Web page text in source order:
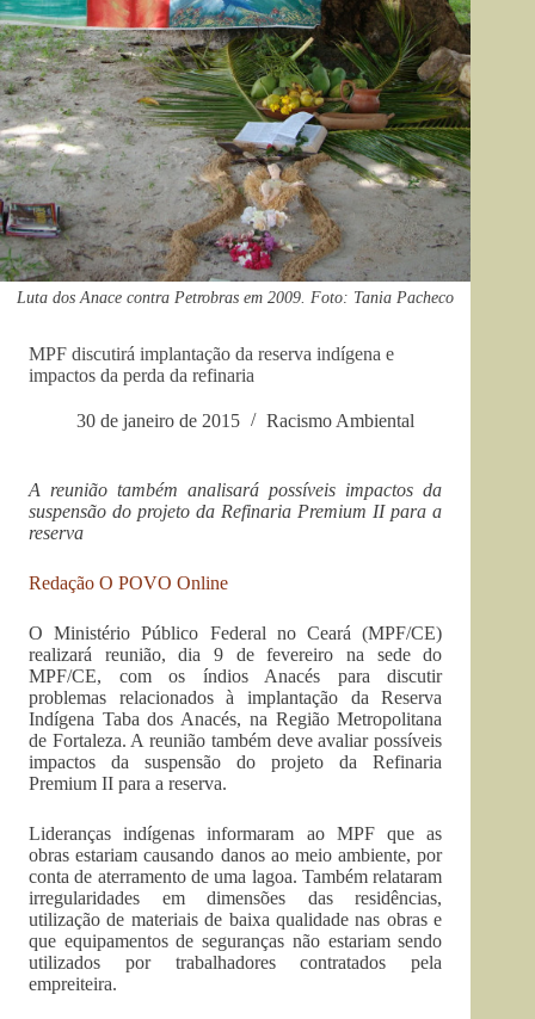
Luta dos Anace contra Petrobras em 2009. Foto: Tania Pacheco
MPF discutirá implantação da reserva indígena e
impactos da perda da refinaria
30 de janeiro de 2015 Racismo Ambiental
A reunião também analisará possíveis impactos da
suspensão do projeto da Refinaria Premium II para a
reserva
Redação O POVO Online
O Ministério Público Federal no Ceará (MPF/CE)
realizará reunião, dia 9 de fevereiro na sede do
MPF/CE, com os índios Anacés para discutir
problemas relacionados à implantação da Reserva
Indígena Taba dos Anacés, na Região Metropolitana
de Fortaleza. A reunião também deve avaliar possíveis
impactos da suspensão do projeto da Refinaria
Premium II para a reserva.
Lideranças indígenas informaram ao MPF que as
obras estariam causando danos ao meio ambiente, por
conta de aterramento de uma lagoa. Também relataram
irregularidades em dimensões das residências,
utilização de materiais de baixa qualidade nas obras e
que equipamentos de seguranças não estariam sendo
utilizados por trabalhadores contratados pela
empreiteira.